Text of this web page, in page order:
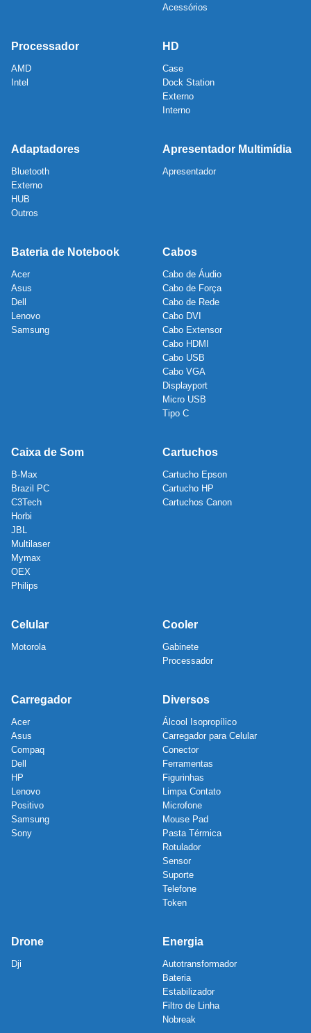
Acessórios
Processador
AMD
Intel
HD
Case
Dock Station
Externo
Interno
Adaptadores
Bluetooth
Externo
HUB
Outros
Apresentador Multimídia
Apresentador
Bateria de Notebook
Acer
Asus
Dell
Lenovo
Samsung
Cabos
Cabo de Áudio
Cabo de Força
Cabo de Rede
Cabo DVI
Cabo Extensor
Cabo HDMI
Cabo USB
Cabo VGA
Displayport
Micro USB
Tipo C
Caixa de Som
B-Max
Brazil PC
C3Tech
Horbi
JBL
Multilaser
Mymax
OEX
Philips
Cartuchos
Cartucho Epson
Cartucho HP
Cartuchos Canon
Celular
Motorola
Cooler
Gabinete
Processador
Carregador
Acer
Asus
Compaq
Dell
HP
Lenovo
Positivo
Samsung
Sony
Diversos
Álcool Isopropílico
Carregador para Celular
Conector
Ferramentas
Figurinhas
Limpa Contato
Microfone
Mouse Pad
Pasta Térmica
Rotulador
Sensor
Suporte
Telefone
Token
Drone
Dji
Energia
Autotransformador
Bateria
Estabilizador
Filtro de Linha
Nobreak